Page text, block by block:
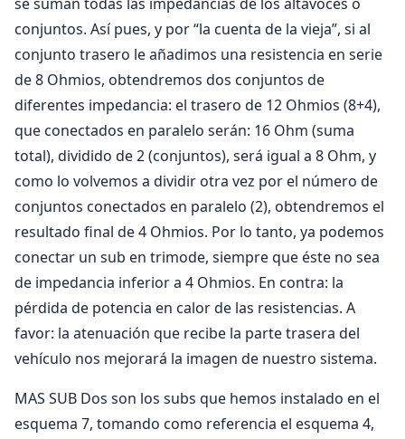
conjuntos. Así pues, y por “la cuenta de la vieja”, si al
conjunto trasero le añadimos una resistencia en serie
de 8 Ohmios, obtendremos dos conjuntos de
diferentes impedancia: el trasero de 12 Ohmios (8+4),
que conectados en paralelo serán: 16 Ohm (suma
total), dividido de 2 (conjuntos), será igual a 8 Ohm, y
como lo volvemos a dividir otra vez por el número de
conjuntos conectados en paralelo (2), obtendremos el
resultado final de 4 Ohmios. Por lo tanto, ya podemos
conectar un sub en trimode, siempre que éste no sea
de impedancia inferior a 4 Ohmios. En contra: la
pérdida de potencia en calor de las resistencias. A
favor: la atenuación que recibe la parte trasera del
vehículo nos mejorará la imagen de nuestro sistema.
MAS SUB Dos son los subs que hemos instalado en el
esquema 7, tomando como referencia el esquema 4,